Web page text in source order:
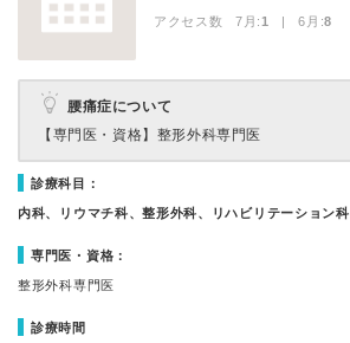
アクセス数 7月:1 | 6月:8
腰痛症について
【専門医・資格】 整形外科専門医
診療科目：
内科、リウマチ科、整形外科、リハビリテーション科
専門医・資格：
整形外科専門医
診療時間